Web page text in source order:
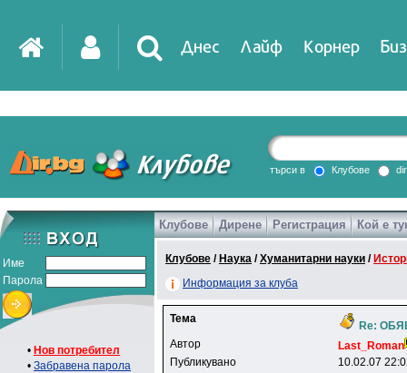
Днес Лайф Корнер
DirTV Impressio
Games
търси в Клубове
Име
Парола
• Нов потребител
• Забравена парола
Клубове Дирене Регистрация Кой е
Клубове / Наука /Хуманитарни науки /
Информация за клуба
Тема
Re:
Автор
Last_Roman
Публикувано
10.02.07